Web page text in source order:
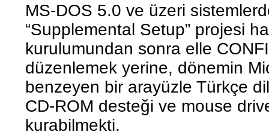
MS-DOS 5.0 ve üzeri
“Supplemental Setup” projesi
kurulumundan sonra elle
düzenlemek yerine, dönemin
benzeyen bir arayüzle Türkçe
CD-ROM desteği ve mouse
kurabilmekti.